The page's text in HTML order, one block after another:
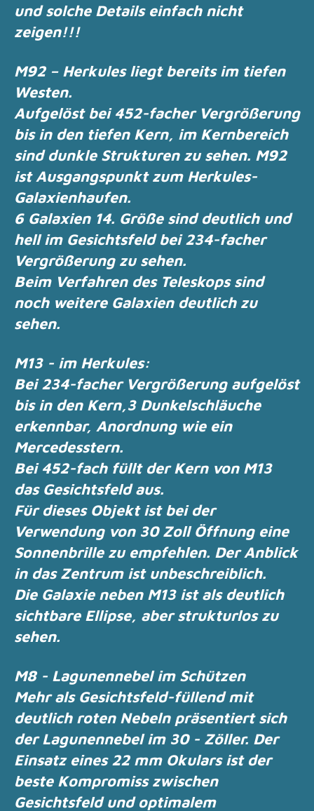
und solche Details einfach nicht
zeigen!!!
M92 – Herkules liegt bereits im tiefen
Westen.
Aufgelöst bei 452-facher Vergrößerung
bis in den tiefen Kern, im Kernbereich
sind dunkle Strukturen zu sehen. M92
ist Ausgangspunkt zum Herkules-
Galaxienhaufen.
6 Galaxien 14. Größe sind deutlich und
hell im Gesichtsfeld bei 234-facher
Vergrößerung zusehen.
Beim Verfahren des Teleskops sind
noch weitere Galaxien deutlich zu
sehen.
M13 - im Herkules:
Bei 234-facher Vergrößerung aufgelöst
bis in den Kern,3 Dunkelschläuche
erkennbar, Anordnung wie ein
Mercedesstern.
Bei 452-fach füllt der Kern von M13
das Gesichtsfeld aus.
Für dieses Objekt ist bei der
Verwendung von 30 Zoll Öffnung eine
Sonnenbrille zu empfehlen. Der Anblick
in das Zentrum ist unbeschreiblich.
Die Galaxie neben M13 ist als deutlich
sichtbare Ellipse, aber strukturlos zu
sehen.
M8 - Lagunennebel im Schützen
Mehr als Gesichtsfeld-füllend mit
deutlich roten Nebeln präsentiert sich
der Lagunennebel im 30 - Zöller. Der
Einsatz eines 22 mm Okulars ist der
beste Kompromisszwischen
Gesichtsfeld und optimalem